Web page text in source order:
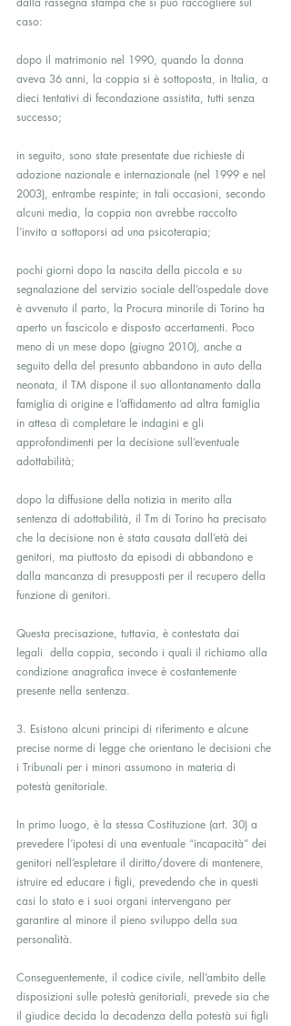
caso:
dopo il matrimonio nel 1990, quando la donna
aveva 36 anni, la coppia si è sottoposta, in Italia, a
dieci tentativi di fecondazione assistita, tutti senza
successo;
in seguito, sono state presentate due richieste di
adozione nazionale e internazionale (nel 1999 e nel
2003), entrambe respinte; in tali occasioni, secondo
alcuni media, la coppia non avrebbe raccolto
l’invito a sottoporsi ad una psicoterapia;
pochi giorni dopo la nascita della piccola e su
segnalazione del servizio sociale dell’ospedale dove
è avvenuto il parto, la Procura minorile di Torino ha
aperto un fascicolo e disposto accertamenti. Poco
meno di un mese dopo (giugno 2010), anche a
seguito della del presunto abbandono in auto della
neonata, il TM dispone il suo allontanamento dalla
famiglia di origine e l’affidamento ad altra famiglia
in attesa di completare le indagini e gli
approfondimenti per la decisione sull’eventuale
adottabilità;
dopo la diffusione della notizia in merito alla
sentenza di adottabilità, il Tm di Torino ha precisato
che la decisione non è stata causata dall’età dei
genitori, ma piuttosto da episodi di abbandono e
dalla mancanza di presupposti per il recupero della
funzione di genitori.
Questa precisazione, tuttavia, è contestata dai
legali  della coppia, secondo i quali il richiamo alla
condizione anagrafica invece è costantemente
presente nella sentenza.
3. Esistono alcuni principi di riferimento e alcune
precise norme di legge che orientano le decisioni che
i Tribunali per i minori assumono in materia di
potestà genitoriale.
In primo luogo, è la stessa Costituzione (art. 30) a
prevedere l’ipotesi di una eventuale “incapacità” dei
genitori nell’espletare il diritto/dovere di mantenere,
istruire ed educare i figli, prevedendo che in questi
casi lo stato e i suoi organi intervengano per
garantire al minore il pieno sviluppo della sua
personalità.
Conseguentemente, il codice civile, nell’ambito delle
disposizioni sulle potestà genitoriali, prevede sia che
il giudice decida la decadenza della potestà sui figli